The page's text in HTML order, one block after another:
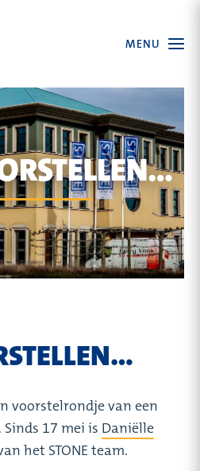
Open
the
MENU
voorstelrondje van een
Sinds 17 mei is Daniëlle
het STONE team.